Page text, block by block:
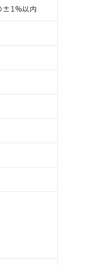
±1%以内
用に関して"
の「1.共同
ます。
過去に遡って非含有を証
では、対応完了までの期
た。
とから、特段のことがな